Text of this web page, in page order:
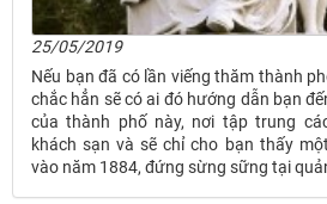
25/05/2019
Nếu bạn đã có lần viếng thăm thành
chắc hẳn sẽ có ai đó hướng dẫn bạn
của thành phố này, nơi tập trung
khách sạn và sẽ chỉ cho bạn thấy
vào năm 1884, đứng sừng sững tại